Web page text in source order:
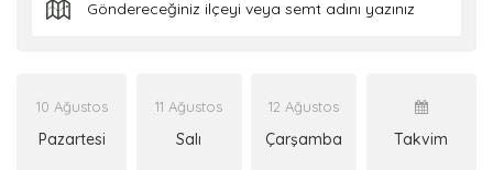
10 Ağustos
Pazartesi
11 Ağustos
Salı
12 Ağustos
Çarşamba Takvim